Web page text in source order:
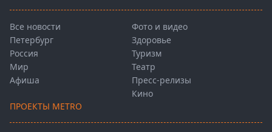
Все новости
Петербург
Россия
Мир
Афиша
Фото и видео
Здоровье
Туризм
Театр
Пресс-релизы
Кино
ПРОЕКТЫ METRO